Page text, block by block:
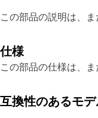
この部品の説明は、ま
仕様
この部品の仕様は、ま
互換性のあるモ